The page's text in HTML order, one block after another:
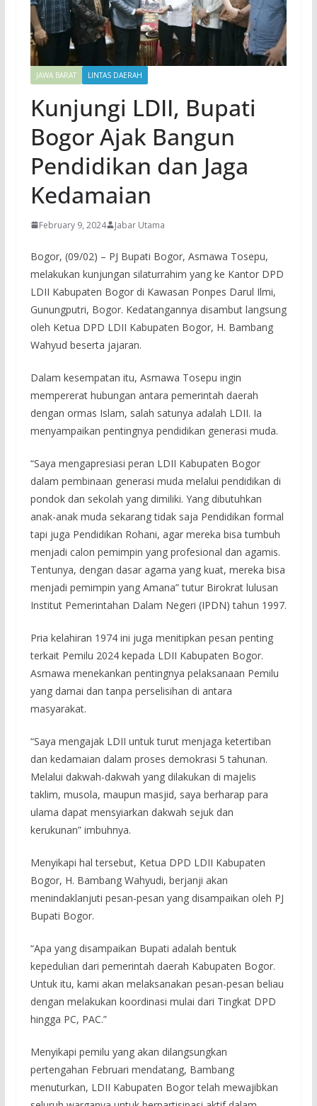
JAWA BARAT LINTAS DAERAH
Kunjungi LDII, Bupati
Bogor Ajak Bangun
Pendidikan dan Jaga
Kedamaian
February 9, 2024 Jabar Utama
Bogor, (09/02) – PJ Bupati Bogor, Asmawa Tosepu,
melakukan kunjungan silaturrahim yang ke Kantor DPD
LDII Kabupaten Bogor di Kawasan Ponpes Darul Ilmi,
Gunungputri, Bogor. Kedatangannya disambut langsung
oleh Ketua DPD LDII Kabupaten Bogor, H. Bambang
Wahyud beserta jajaran.
Dalam kesempatan itu, Asmawa Tosepu ingin
mempererat hubungan antara pemerintah daerah
dengan ormas Islam, salah satunya adalah LDII. Ia
menyampaikan pentingnya pendidikan generasi muda.
“Saya mengapresiasi peran LDII Kabupaten Bogor
dalam pembinaan generasi muda melalui pendidikan di
pondok dan sekolah yang dimiliki. Yang dibutuhkan
anak-anak muda sekarang tidak saja Pendidikan formal
tapi juga Pendidikan Rohani, agar mereka bisa tumbuh
menjadi calon pemimpin yang profesional dan agamis.
Tentunya, dengan dasar agama yang kuat, mereka bisa
menjadi pemimpin yang Amana” tutur Birokrat lulusan
Institut Pemerintahan Dalam Negeri (IPDN) tahun 1997.
Pria kelahiran 1974 ini juga menitipkan pesan penting
terkait Pemilu 2024 kepada LDII Kabupaten Bogor.
Asmawa menekankan pentingnya pelaksanaan Pemilu
yang damai dan tanpa perselisihan di antara
masyarakat.
“Saya mengajak LDII untuk turut menjaga ketertiban
dan kedamaian dalam proses demokrasi 5 tahunan.
Melalui dakwah-dakwah yang dilakukan di majelis
taklim, musola, maupun masjid, saya berharap para
ulama dapat mensyiarkan dakwah sejuk dan
kerukunan” imbuhnya.
Menyikapi hal tersebut, Ketua DPD LDII Kabupaten
Bogor, H. Bambang Wahyudi, berjanji akan
menindaklanjuti pesan-pesan yang disampaikan oleh PJ
Bupati Bogor.
“Apa yang disampaikan Bupati adalah bentuk
kepedulian dari pemerintah daerah Kabupaten Bogor.
Untuk itu, kami akan melaksanakan pesan-pesan beliau
dengan melakukan koordinasi mulai dari Tingkat DPD
hingga PC, PAC.”
Menyikapi pemilu yang akan dilangsungkan
pertengahan Februari mendatang, Bambang
menuturkan, LDII Kabupaten Bogor telah mewajibkan